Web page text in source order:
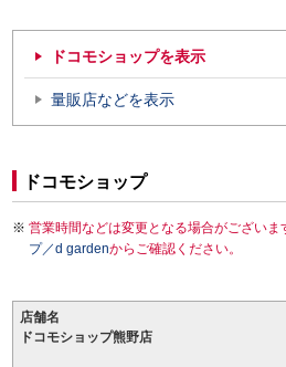
ドコモショップを表示
量販店などを表示
ドコモショップ
営業時間などは変更となる場合がございま
プ／d gardenからご確認ください。
店舗名
ドコモショップ熊野店